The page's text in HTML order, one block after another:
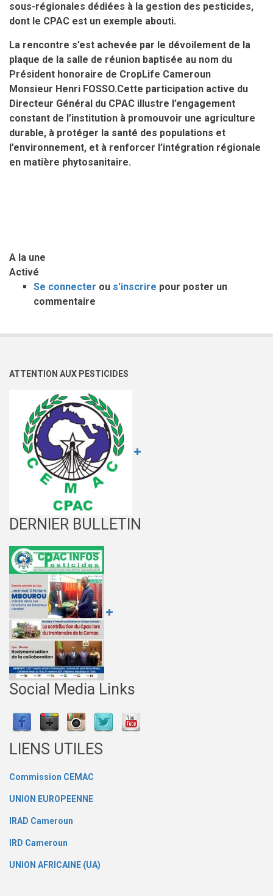
sous-régionales dédiées à la gestion des pesticides,
dont le CPAC est un exemple abouti.
La rencontre s’est achevée par le dévoilement de la
plaque de la salle de réunion baptisée au nom du
Président honoraire de CropLife Cameroun
Monsieur Henri FOSSO.Cette participation active du
Directeur Général du CPAC illustre l’engagement
constant de l’institution à promouvoir une agriculture
durable, à protéger la santé des populations et
l’environnement, et à renforcer l’intégration régionale
en matière phytosanitaire.
A la une
Activé
Se connecter ou s'inscrire pour poster un
commentaire
ATTENTION AUX PESTICIDES
DERNIER BULLETIN
Social Media Links
LIENS UTILES
Commission CEMAC
UNION EUROPEENNE
IRAD Cameroun
IRD Cameroun
UNION AFRICAINE (UA)